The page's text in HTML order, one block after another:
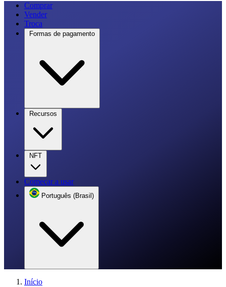
Comprar
Vender
Troca
Formas de pagamento
Recursos
NFT
Começar a usar
Português (Brasil)
Início